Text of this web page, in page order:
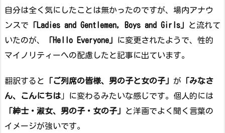
自分は全く気にしたことは無かったのですが、場内アナウ
ンスで 「Ladies and Gentlemen, Boys and Girls」
と流れて
いたのが、
「Hello Everyone」
に変更されたようで、性的
マイノリティーへの配慮したと記事に出ています。
翻訳すると 「ご列席の皆様、男の子と女の子」 が 「みなさ
ん、こんにちは 」に変わるみたいな感じです。個人的には
「紳士・淑女、男の子・女の子」
と洋画でよく聞く言葉の
イメージが強いです。